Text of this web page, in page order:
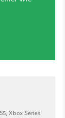
Xbox Series